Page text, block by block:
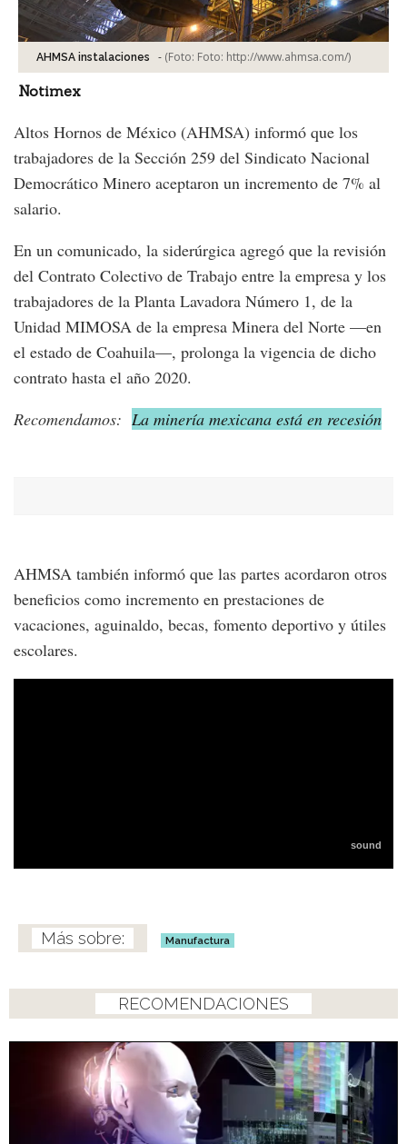
AHMSA instalaciones - (Foto: Foto: http://www.ahmsa.com/)
Notimex
Altos Hornos de México (AHMSA) informó que los
trabajadores de la Sección 259 del Sindicato Nacional
Democrático Minero aceptaron un incremento de 7% al
salario.
En un comunicado, la siderúrgica agregó que la revisión
del Contrato Colectivo de Trabajo entre la empresa y los
trabajadores de la Planta Lavadora Número 1, de la
Unidad MIMOSA de la empresa Minera del Norte —en
el estado de Coahuila—, prolonga la vigencia de dicho
contrato hasta el año 2020.
Recomendamos: La minería mexicana está en recesión
AHMSA también informó que las partes acordaron otros
beneficios como incremento en prestaciones de
vacaciones, aguinaldo, becas, fomento deportivo y útiles
escolares.
Manufactura
RECOMENDACIONES